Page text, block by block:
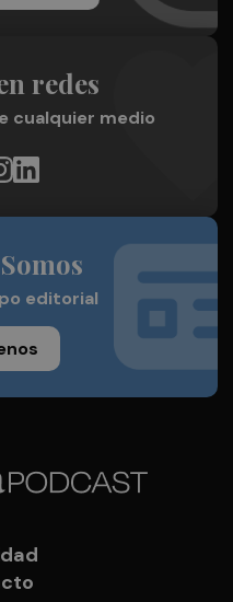
redes
cualquier medio
editorial